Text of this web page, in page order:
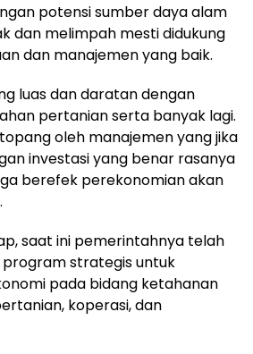
potensi sumber daya alam
dan melimpah mesti didukung
dan manajemen yang baik.
luas dan daratan dengan
pertanian serta banyak lagi.
oleh manajemen yang jika
investasi yang benar rasanya
berefek perekonomian akan
saat ini pemerintahnya telah
strategis untuk
pada bidang ketahanan
koperasi, dan